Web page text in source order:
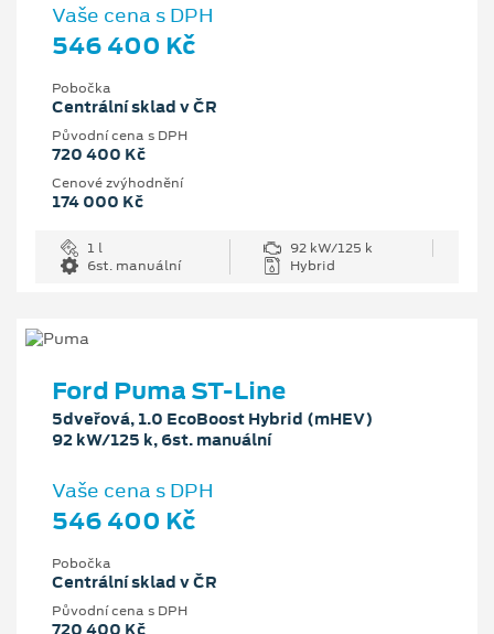
Vaše cena s DPH
546 400 Kč
Pobočka
Centrální sklad v ČR
Původní cena s DPH
720 400 Kč
Cenové zvýhodnění
174 000 Kč
1 l
92 kW/125 k
6st. manuální
Hybrid
Ford Puma ST-Line
5dveřová, 1.0 EcoBoost Hybrid (mHEV)
92 kW/125 k, 6st. manuální
Vaše cena s DPH
546 400 Kč
Pobočka
Centrální sklad v ČR
Původní cena s DPH